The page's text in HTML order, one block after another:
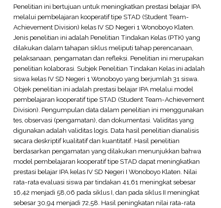
Penelitian ini bertujuan untuk meningkatkan prestasi belajar IPA
melalui pembelajaran kooperatif tipe STAD (Student Team-
Achievement Division) kelas IV SD Negeri 1 Wonoboyo Klaten.
Jenis penelitian ini adalah Penelitian Tindakan Kelas (PTK) yang
dilakukan dalam tahapan siklus meliputi tahap perencanaan,
pelaksanaan, pengamatan dan refleksi. Penelitian ini merupakan
penelitian kolaborasi. Subjek Penelitian Tindakan Kelas ini adalah
siswa kelas IV SD Negeri 1 Wonoboyo yang berjumlah 31 siswa.
Objek penelitian ini adalah prestasi belajar IPA melalui model
pembelajaran kooperatif tipe STAD (Student Team-Achievement
Division). Pengumpulan data dalam penelitian ini menggunakan
tes, observasi (pengamatan), dan dokumentasi. Validitas yang
digunakan adalah validitas logis. Data hasil penelitian dianalisis
secara deskriptif kualitatif dan kuantitatif. Hasil penelitian
berdasarkan pengamatan yang dilakukan menunjukkan bahwa
model pembelajaran kooperatif tipe STAD dapat meningkatkan
prestasi belajar IPA kelas IV SD Negeri I Wonoboyo Klaten. Nilai
rata-rata evaluasi siswa par tindakan 41,61 meningkat sebesar
16,42 menjadi 58,06 pada siklus I, dan pada siklus II meningkat
sebesar 30,94 menjadi 72,58. Hasil peningkatan nilai rata-rata